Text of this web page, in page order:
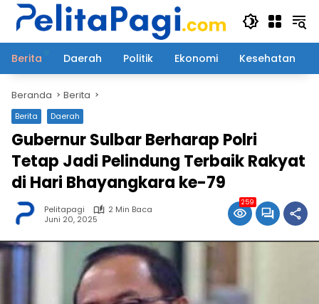
Langsung
Berita
Daerah Politik Ekonomi Kesehatan
Beranda Berita
Berita Daerah
Gubernur Sulbar Berharap Polri
Tetap Jadi Pelindung Terbaik Rakyat
di Hari Bhayangkara ke-79
Pelitapagi
2 Min Baca
Juni 20, 2025
259